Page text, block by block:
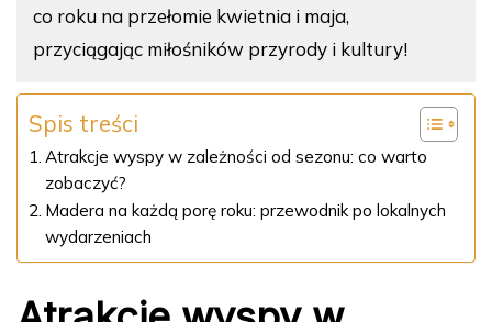
co roku na przełomie kwietnia i maja,
przyciągając miłośników przyrody i kultury!
Spis treści
Atrakcje wyspy w zależności od sezonu: co warto
zobaczyć?
Madera na każdą porę roku: przewodnik po lokalnych
wydarzeniach